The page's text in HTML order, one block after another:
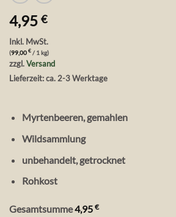
4,95 €
Inkl. MwSt.
(99,00 € / 1 kg)
zzgl.Versand
Lieferzeit: ca. 2-3 Werktage
Myrtenbeeren, gemahlen
Wildsammlung
unbehandelt, getrocknet
Rohkost
Gesamtsumme4,95 €